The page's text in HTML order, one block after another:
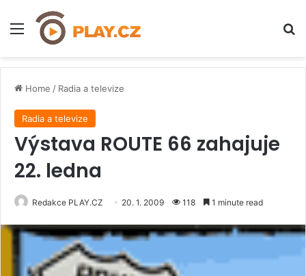
Menu
Home / Radia a televize
Radia a televize
Výstava ROUTE 66 zahajuje
22. ledna
Redakce PLAY.CZ 20. 1. 2009 118 1 minute read